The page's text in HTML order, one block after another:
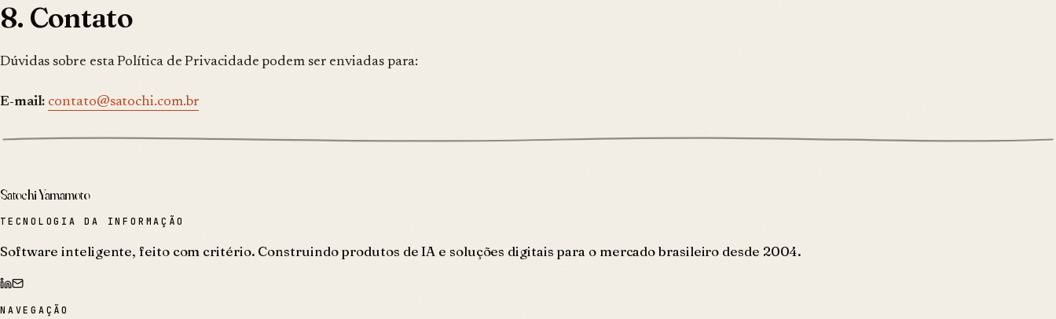
8. Contato
Dúvidas sobre esta Política de Privacidade podem ser enviadas para:
E-mail: contato@satochi.com.br
Satochi Yamamoto
TECNOLOGIA DA INFORMAÇÃO
Software inteligente, feito com critério. Construindo produtos de IA e soluções digitais para o mercado brasileiro desde 2004.
NAVEGAÇÃO